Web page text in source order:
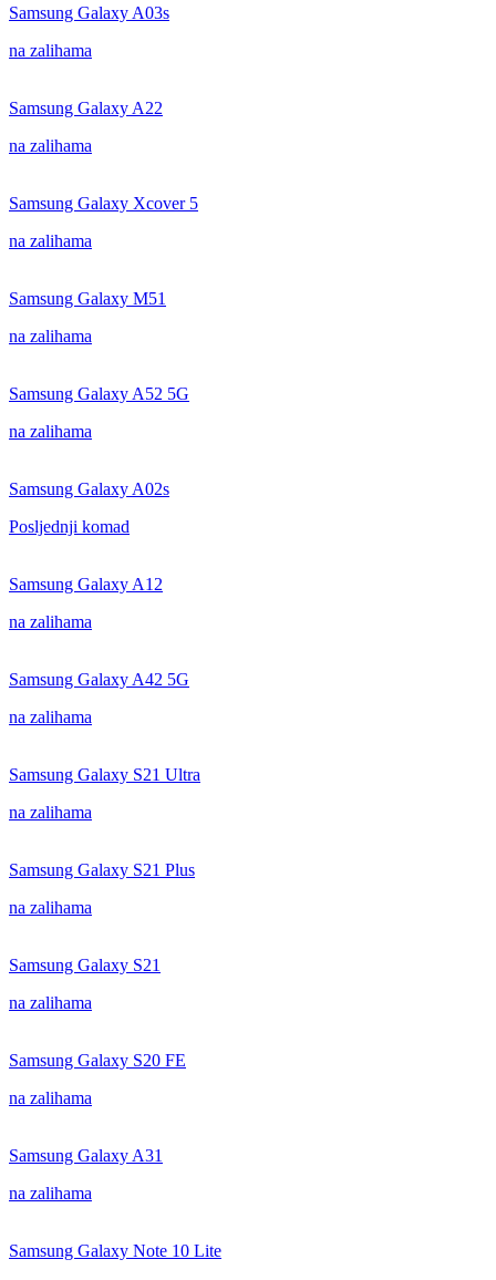
Samsung Galaxy A03s
na zalihama
Samsung Galaxy A22
na zalihama
Samsung Galaxy Xcover 5
na zalihama
Samsung Galaxy M51
na zalihama
Samsung Galaxy A52 5G
na zalihama
Samsung Galaxy A02s
Posljednji komad
Samsung Galaxy A12
na zalihama
Samsung Galaxy A42 5G
na zalihama
Samsung Galaxy S21 Ultra
na zalihama
Samsung Galaxy S21 Plus
na zalihama
Samsung Galaxy S21
na zalihama
Samsung Galaxy S20 FE
na zalihama
Samsung Galaxy A31
na zalihama
Samsung Galaxy Note 10 Lite